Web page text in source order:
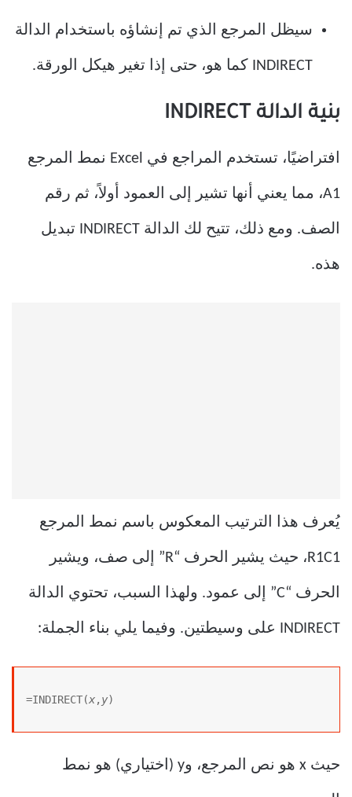
سيظل المرجع الذي تم إنشاؤه باستخدام الدالة
INDIRECT كما هو، حتى إذا تغير هيكل الورقة.
بنية الدالة INDIRECT
افتراضيًا، تستخدم المراجع في Excel نمط المرجع
A1، مما يعني أنها تشير إلى العمود أولاً، ثم رقم
الصف. ومع ذلك، تتيح لك الدالة INDIRECT تبديل
هذه.
يُعرف هذا الترتيب المعكوس باسم نمط المرجع
R1C1، حيث يشير الحرف “R” إلى صف، ويشير
الحرف “C” إلى عمود. ولهذا السبب، تحتوي الدالة
INDIRECT على وسيطتين. وفيما يلي بناء الجملة:
=INDIRECT(x, y)
حيث x هو نص المرجع، وy (اختياري) هو نمط